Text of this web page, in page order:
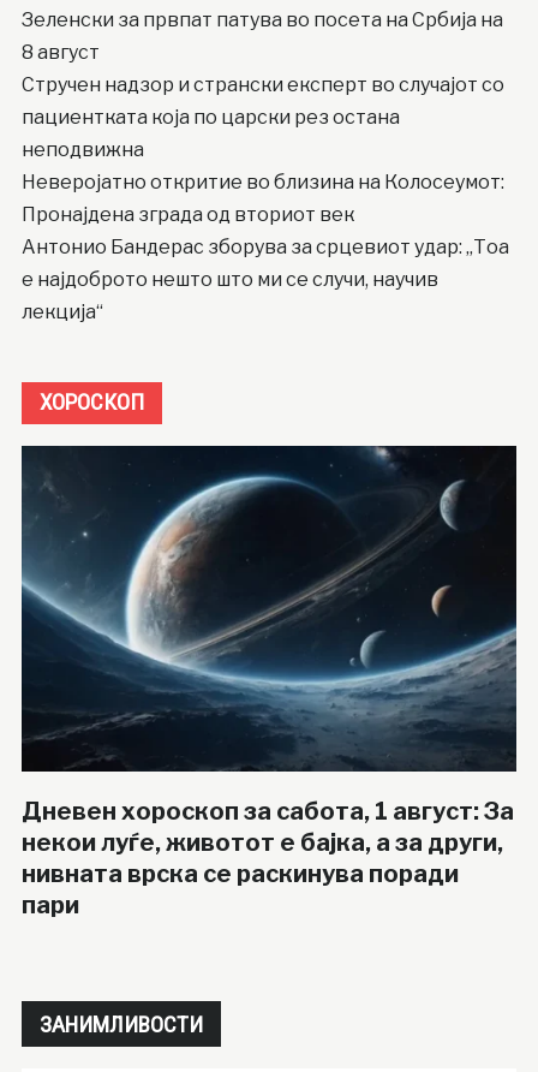
Зеленски за првпат патува во посета на Србија на
8 август
Стручен надзор и странски експерт во случајот со
пациентката која по царски рез остана
неподвижна
Неверојатно откритие во близина на Колосеумот:
Пронајдена зграда од вториот век
Антонио Бандерас зборува за срцевиот удар: „Тоа
е најдоброто нешто што ми се случи, научив
лекција“
ХОРОСКОП
Дневен хороскоп за сабота, 1 август: За
некои луѓе, животот е бајка, а за други,
нивната врска се раскинува поради
пари
ЗАНИМЛИВОСТИ